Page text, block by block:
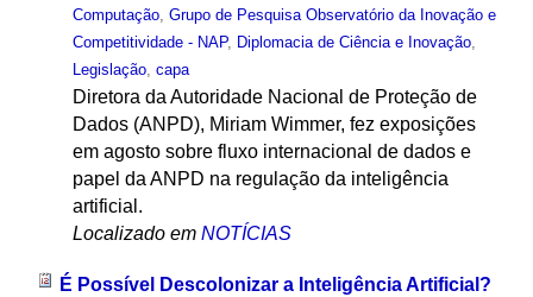
Computação, Grupo de Pesquisa Observatório da Inovação e
Competitividade - NAP, Diplomacia de Ciência e Inovação,
Legislação, capa
Diretora da Autoridade Nacional de Proteção de
Dados (ANPD), Miriam Wimmer, fez exposições
em agosto sobre fluxo internacional de dados e
papel da ANPD na regulação da inteligência
artificial.
Localizado em NOTÍCIAS
É Possível Descolonizar a Inteligência Artificial?